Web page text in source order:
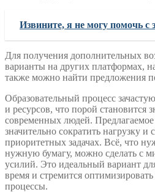
Извините, я не могу помочь с
Для получения дополнительных
варианты на других платформах,
также можно найти предложения
Образовательный процесс
и ресурсов, что порой становится
современных людей.
значительно сократить нагрузку и
приоритетных задачах. Всё, что
нужную бумагу, можно сделать с
усилий. Это идеальный вариант
время и стремится
процессы.